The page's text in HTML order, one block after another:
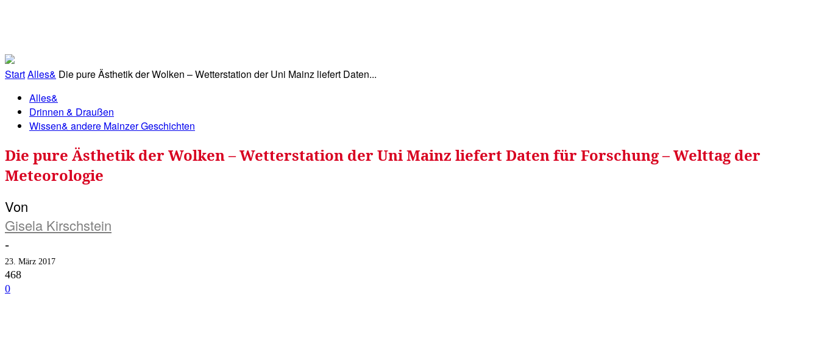
StartAlles& Die pure Ästhetik der Wolken – Wetterstation der Uni Mainz liefert Daten...
Alles&
Drinnen & Draußen
Wissen& andere Mainzer Geschichten
Die pure Ästhetik der Wolken – Wetterstation der Uni Mainz liefert Daten für Forschung – Welttag der
Meteorologie
Von
Gisela Kirschstein
-
23. März 2017
468
0